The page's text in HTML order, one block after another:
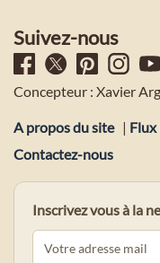
Suivez-nous
Concepteur : Xavier
A propos du site | Flux
Contactez-nous
Inscrivez vous à la